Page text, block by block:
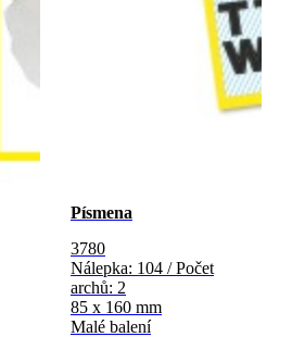
Písmena
3780
Nálepka: 104 / Počet
archů: 2
85 x 160 mm
Malé balení